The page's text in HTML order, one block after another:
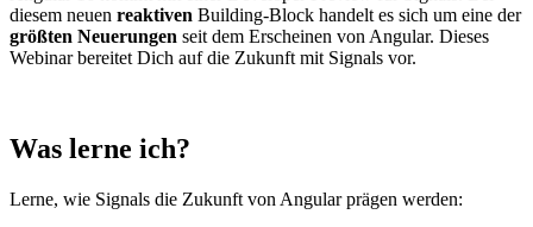
diesem neuen reaktiven Building-Block handelt es sich um eine der
größten Neuerungen seit dem Erscheinen von Angular. Dieses
Webinar bereitet Dich auf die Zukunft mit Signals vor.
Was lerne ich?
Lerne, wie Signals die Zukunft von Angular prägen werden: